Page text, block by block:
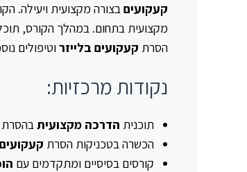
קעקועיםבצורה מקצועית ויעילה.
מקצועית בתחום. במהלך הקורס,
הסרת קעקועים בלייזרוטיפולים
נקודות מרכזיות:
תוכנית הדרכה מקצועיתבהסרת
הכשרה בטכניקות הסרת
קורסים בסיסיים ומתקדמים עם